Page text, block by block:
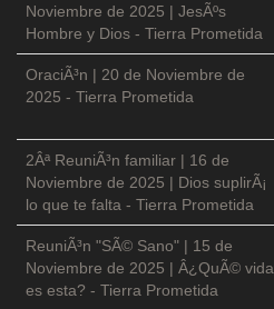
Noviembre de 2025 | JesÃºs
Hombre y Dios - Tierra Prometida
OraciÃ³n | 20 de Noviembre de
2025 - Tierra Prometida
2Âª ReuniÃ³n familiar | 16 de
Noviembre de 2025 | Dios suplirÃ¡
lo que te falta - Tierra Prometida
ReuniÃ³n "SÃ© Sano" | 15 de
Noviembre de 2025 | Â¿QuÃ© vida
es esta? - Tierra Prometida